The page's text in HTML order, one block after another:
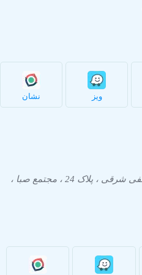
ویز نشان
تهران ، خیابان جردن ، خیابان عاطفی شرقی ، پلاک 24 ، مجتمع صبا ،